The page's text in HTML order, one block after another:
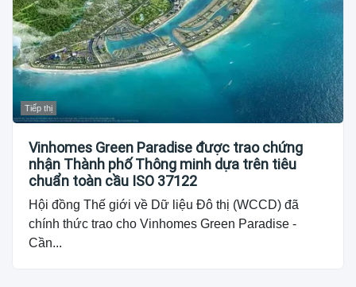
Tiếp thị
Vinhomes Green Paradise được trao chứng
nhận Thành phố Thông minh dựa trên tiêu
chuẩn toàn cầu ISO 37122
Hội đồng Thế giới về Dữ liệu Đô thị (WCCD) đã
chính thức trao cho Vinhomes Green Paradise -
Cần...